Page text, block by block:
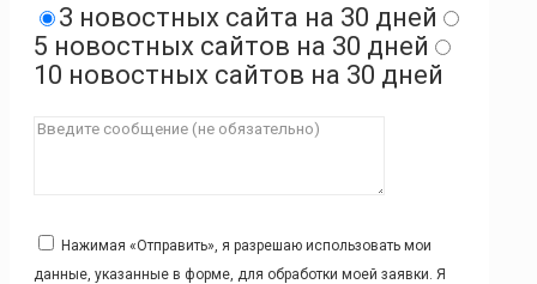
3 новостных сайта на 30 дней
5 новостных сайтов на 30 дней
10 новостных сайтов на 30 дней
Нажимая «Отправить», я разрешаю использовать мои
данные, указанные в форме, для обработки моей заявки. Я